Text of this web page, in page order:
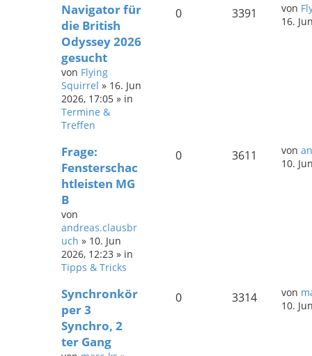
Navigator für
die British
Odyssey 2026
gesucht
von Flying
Squirrel » 16. Jun
2026, 17:05 » in
Termine &
Treffen
0 3391 von
16.
Frage:
Fensterschac
htleisten MG
B
von
andreas.clausbr
uch » 10. Jun
2026, 12:23 » in
Tipps & Tricks
0 3611 von
10.
Synchronkör
per 3
Synchro, 2
ter Gang
0 3314 von
10.